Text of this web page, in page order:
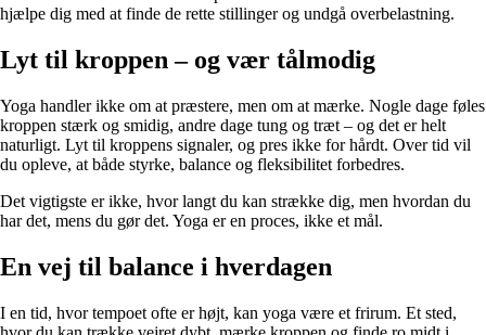
hjælpe dig med at finde de rette stillinger og undgå overbelastning.
Lyt til kroppen – og vær tålmodig
Yoga handler ikke om at præstere, men om at mærke. Nogle dage føles
kroppen stærk og smidig, andre dage tung og træt – og det er helt
naturligt. Lyt til kroppens signaler, og pres ikke for hårdt. Over tid vil
du opleve, at både styrke, balance og fleksibilitet forbedres.
Det vigtigste er ikke, hvor langt du kan strække dig, men hvordan du
har det, mens du gør det. Yoga er en proces, ikke et mål.
En vej til balance i hverdagen
I en tid, hvor tempoet ofte er højt, kan yoga være et frirum. Et sted,